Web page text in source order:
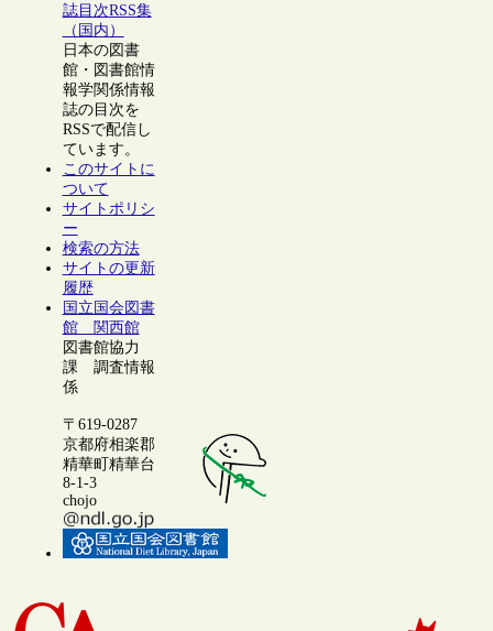
誌目次RSS集
（国内）
日本の図書
館・図書館情
報学関係情報
誌の目次を
RSSで配信し
ています。
このサイトに
ついて
サイトポリシ
ー
検索の方法
サイトの更新
履歴
国立国会図書
館 関西館
図書館協力
課 調査情報
係
〒619-0287
京都府相楽郡
精華町精華台
8-1-3
chojo